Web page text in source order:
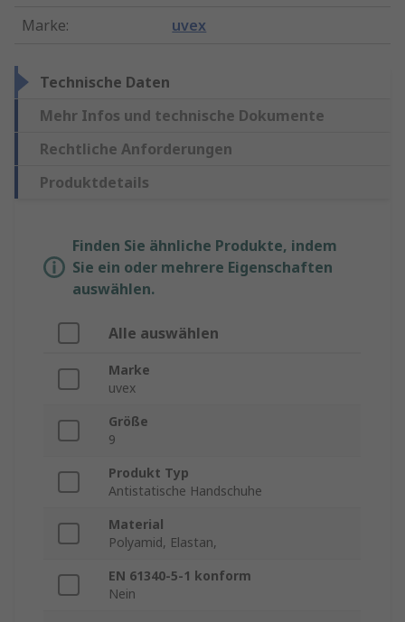
Marke: uvex
Technische Daten
Mehr Infos und technische Dokumente
Rechtliche Anforderungen
Produktdetails
Finden Sie ähnliche Produkte, indem
Sie ein oder mehrere Eigenschaften
auswählen.
Alle auswählen
Marke
uvex
Größe
9
Produkt Typ
Antistatische Handschuhe
Material
Polyamid, Elastan,
EN 61340-5-1 konform
Nein